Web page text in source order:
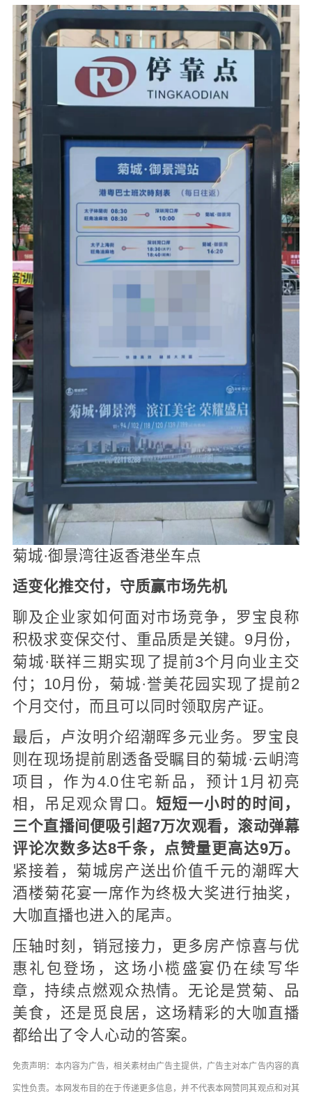
菊城·御景湾往返香港坐车点
适变化推交付，守质赢市场先机
聊及企业家如何面对市场竞争，罗宝良称
积极求变保交付、重品质是关键。9月份，
菊城·联祥三期实现了提前3个月向业主交
付；10月份，菊城·誉美花园实现了提前2
个月交付，而且可以同时领取房产证。
最后，卢汝明介绍潮晖多元业务。罗宝良
则在现场提前剧透备受瞩目的菊城·云岄湾
项目，作为4.0住宅新品，预计1月初亮
相，吊足观众胃口。短短一小时的时间，
三个直播间便吸引超7万次观看，滚动弹幕
评论次数多达8千条，点赞量更高达9万。
紧接着，菊城房产送出价值千元的潮晖大
酒楼菊花宴一席作为终极大奖进行抽奖，
大咖直播也进入的尾声。
压轴时刻，销冠接力，更多房产惊喜与优
惠礼包登场，这场小榄盛宴仍在续写华
章，持续点燃观众热情。无论是赏菊、品
美食，还是觅良居，这场精彩的大咖直播
都给出了令人心动的答案。
免责声明：本内容为广告，相关素材由广告主提供，广告主对本广告内容的真
实性负责。本网发布目的在于传递更多信息，并不代表本网赞同其观点和对其